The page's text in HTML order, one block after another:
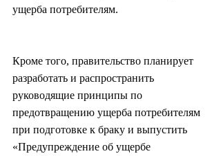
ущерба потребителям.
Кроме того, правительство планирует
разработать и распространить
руководящие принципы по
предотвращению ущерба потребителям
при подготовке к браку и выпустить
«Предупреждение об ущербе